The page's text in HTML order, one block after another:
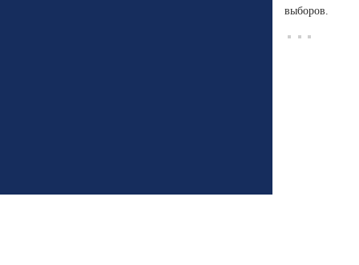
выборов.